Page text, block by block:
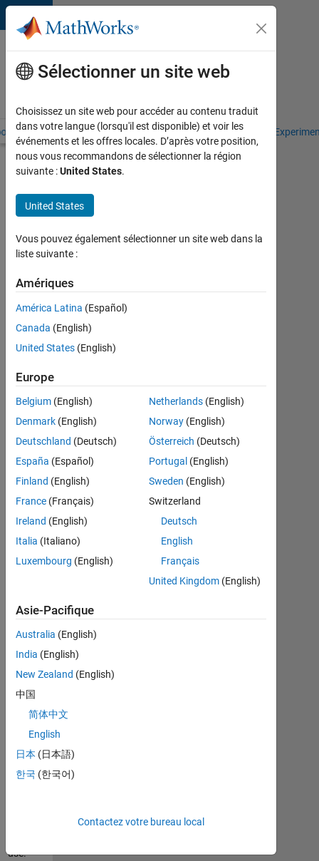
Passer au contenu
Manuels
de
Cleve
by Cleve Moler Numerical Computing with MATLAB
Numerical
Computing
with
MATLAB
2004,
Moler.
by
Moler
traditional
edition,
published
for
Industrial
available
from the
Web
site.
of single
copies
of this
edition
use.
Sélectionner un site web
Choisissez un site web pour accéder au contenu traduit
dans votre langue (lorsqu'il est disponible) et voir les
événements et les offres locales. D’après votre position,
nous vous recommandons de sélectionner la région
suivante :United States.
United States
Vous pouvez également sélectionner un site web dans la
liste suivante :
Amériques
América Latina (Español)
Canada (English)
United States (English)
Europe
Belgium (English)
Denmark (English)
Deutschland (Deutsch)
España (Español)
Finland (English)
France (Français)
Ireland (English)
Italia (Italiano)
Luxembourg (English)
Netherlands(English)
Norway(English)
Österreich (Deutsch)
Portugal (English)
Sweden (English)
Switzerland
Deutsch
English
Français
United Kingdom(English)
Asie-Pacifique
Australia (English)
India (English)
New Zealand (English)
中国
简体中文
English
日本 (日本語)
한국 (한국어)
Contactez votre bureau local